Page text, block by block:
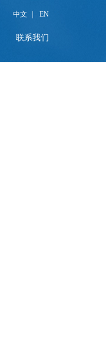
中文 EN
联系我们